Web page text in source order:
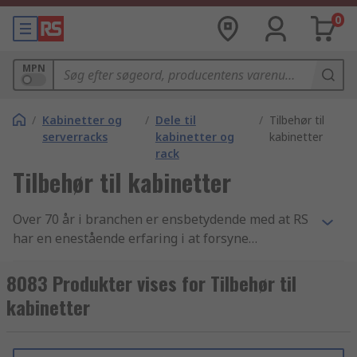
0
MPN
/ Kabinetter og
serverracks
/ Dele til
kabinetter og
rack
/ Tilbehør til
kabinetter
Tilbehør til kabinetter
Over 70 år i branchen er ensbetydende med at RS
har en enestående erfaring i at forsyne
tilbehør artikler og elektronikkomponenter. Vi
yder support til teknikere i hele verden gennem
distribution af Kabinetter tilbehør samt
verden over. Vores kunder ved at de kan stole på
8083 Produkter vises for Tilbehør til
kabinetter